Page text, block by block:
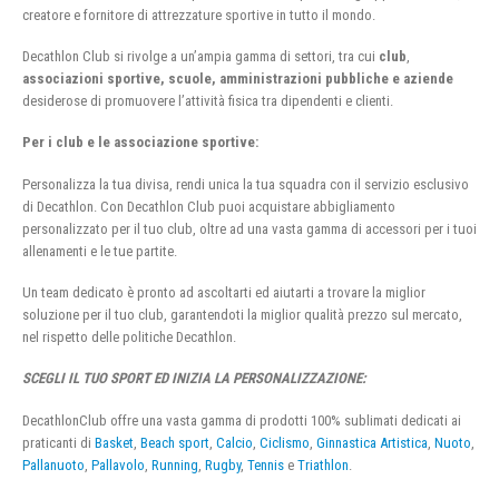
creatore e fornitore di attrezzature sportive in tutto il mondo.
Decathlon Club si rivolge a un’ampia gamma di settori, tra cui club
associazioni sportive, scuole, amministrazioni pubbliche e aziende
desiderose di promuovere l’attività fisica tra dipendenti e clienti.
Per i club e le associazione sportive:
Personalizza la tua divisa, rendi unica la tua squadra con il servizio esclusivo
di Decathlon. Con Decathlon Club puoi acquistare abbigliamento
personalizzato per il tuo club, oltre ad una vasta gamma di accessori per i tuoi
allenamenti e le tue partite.
Un team dedicato è pronto ad ascoltarti ed aiutarti a trovare la miglior
soluzione per il tuo club, garantendoti la miglior qualità prezzo sul mercato,
nel rispetto delle politiche Decathlon.
SCEGLI IL TUO SPORT ED INIZIA LA PERSONALIZZAZIONE:
DecathlonClub offre una vasta gamma di prodotti 100% sublimati dedicati ai
praticanti di Basket Beach sport Calcio Ciclismo Ginnastica Artistica Nuoto
Pallanuoto Pallavolo Running Rugby, Tennis e Triathlon